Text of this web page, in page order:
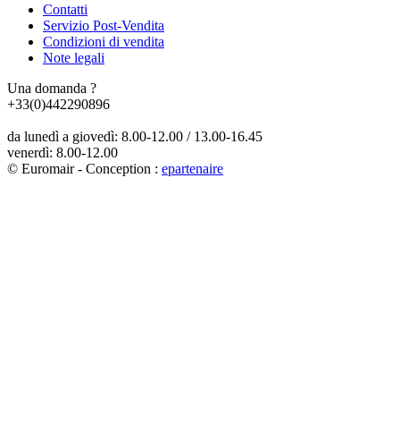
Contatti
Servizio Post-Vendita
Condizioni di vendita
Note legali
Una domanda ?
+33(0)442290896
da lunedì a giovedì: 8.00-12.00 / 13.00-16.45
venerdì: 8.00-12.00
© Euromair - Conception : epartenaire